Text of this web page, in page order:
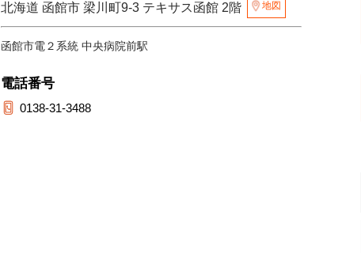
北海道 函館市 梁川町9-3 テキサス函館 2階 地図
函館市電２系統 中央病院前駅
電話番号
0138-31-3488